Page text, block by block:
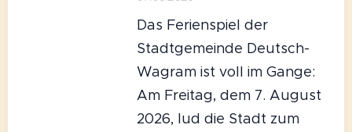
Das Ferienspiel der
Stadtgemeinde Deutsch-
Wagram ist voll im Gange:
Am Freitag, dem 7. August
2026, lud die Stadt zum